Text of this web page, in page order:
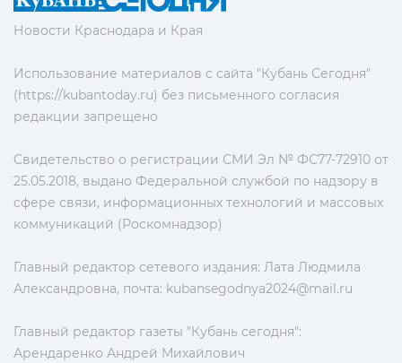
Новости Краснодара и Края
Использование материалов с сайта "Кубань Сегодня"
(https://kubantoday.ru) без письменного согласия
редакции запрещено
Свидетельство о регистрации СМИ Эл № ФС77-72910 от
25.05.2018, выдано Федеральной службой по надзору в
сфере связи, информационных технологий и массовых
коммуникаций (Роскомнадзор)
Главный редактор сетевого издания: Лата Людмила
Александровна, почта: kubansegodnya2024@mail.ru
Главный редактор газеты "Кубань сегодня":
Арендаренко Андрей Михайлович